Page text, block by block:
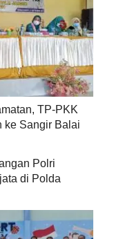
TP-PKK
ke Sangir Balai
Polri
di Polda